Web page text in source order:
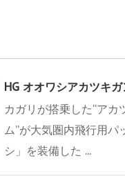
HG オオワシアカツキ
カガリが搭乗した“アカ
ム”が大気圏内飛行用パ
シ」を装備した ...